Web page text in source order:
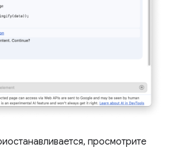
просмотрите